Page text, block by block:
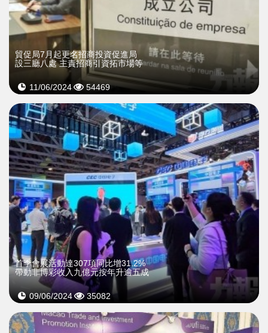
貿促局7月起更名招商投資促進局
設三廳八處 主責招商引資拓市場等
11/06/2024 54469
首季會展活動達307項同比增31.2%
帶動非博彩收入九億元按年升逾五成
09/06/2024 35082